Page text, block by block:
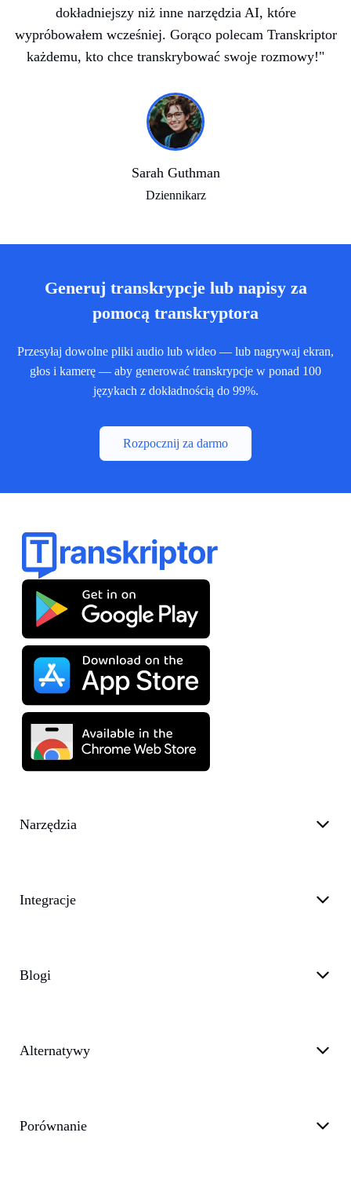
dokładniejszy niż inne narzędzia AI, które
wypróbowałem wcześniej. Gorąco polecam Transkriptor
każdemu, kto chce transkrybować swoje rozmowy!"
Sarah Guthman
Dziennikarz
Generuj transkrypcje lub napisy za
pomocą transkryptora
Przesyłaj dowolne pliki audio lub wideo — lub nagrywaj ekran,
głos i kamerę — aby generować transkrypcje w ponad 100
językach z dokładnością do 99%.
Rozpocznij za darmo
Narzędzia
Integracje
Blogi
Alternatywy
Porównanie